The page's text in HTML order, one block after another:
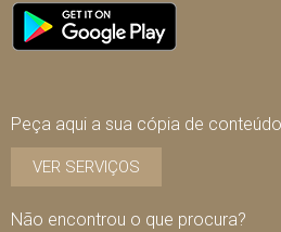
Peça aqui a sua cópia de
VER SERVIÇOS
Não encontrou o que procura?